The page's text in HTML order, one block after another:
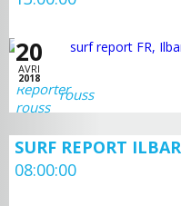
20
AVRI
2018
rouss
SURF REPORT
08:00:00